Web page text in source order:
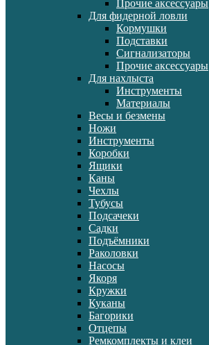
Прочие аксессуары
Для фидерной ловли
Кормушки
Подставки
Сигнализаторы
Прочие аксессуары
Для нахлыста
Инструменты
Материалы
Весы и безмены
Ножи
Инструменты
Коробки
Ящики
Каны
Чехлы
Тубусы
Подсачеки
Садки
Подъёмники
Раколовки
Насосы
Якоря
Кружки
Куканы
Багорики
Отцепы
Ремкомплекты и клеи